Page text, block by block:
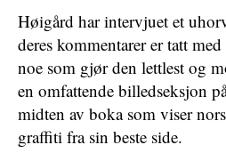
Høigård har intervjuet et
deres kommentarer er tatt
noe som gjør den lettlest og
en omfattende billedseksjon
midten av boka som viser
graffiti fra sin beste side.